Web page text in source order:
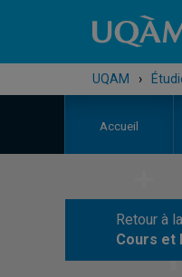
UQAM ›
Accueil
Retour à
Cours et